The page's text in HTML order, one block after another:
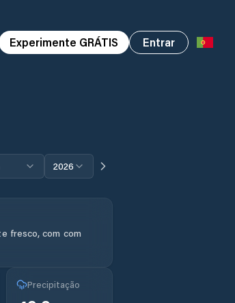
Experimente GRÁTIS Entrar
2026
fresco, com com
Precipitação